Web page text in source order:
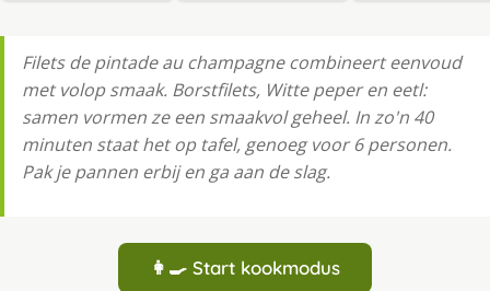
Filets de pintade au champagne combineert eenvoud
met volop smaak. Borstfilets, Witte peper en eetl:
samen vormen ze een smaakvol geheel. In zo'n 40
minuten staat het op tafel, genoeg voor 6 personen.
Pak je pannen erbij en ga aan de slag.
👩‍🍳 Start kookmodus